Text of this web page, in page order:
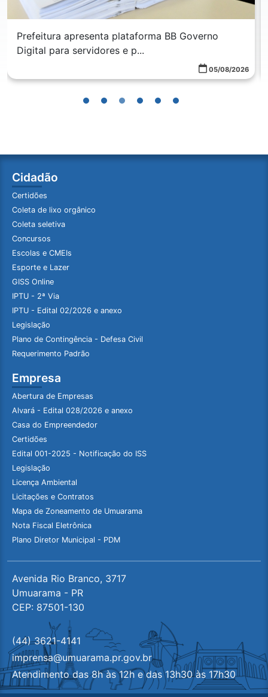
Prefeitura apresenta plataforma BB Governo
Digital para servidores e p...
05/08/2026
Cidadão
Certidões
Coleta de lixo orgânico
Coleta seletiva
Concursos
Escolas e CMEIs
Esporte e Lazer
GISS Online
IPTU - 2ª Via
IPTU - Edital 02/2026 e anexo
Legislação
Plano de Contingência - Defesa Civil
Requerimento Padrão
Empresa
Abertura de Empresas
Alvará - Edital 028/2026 e anexo
Casa do Empreendedor
Certidões
Edital 001-2025 - Notificação do ISS
Legislação
Licença Ambiental
Licitações e Contratos
Mapa de Zoneamento de Umuarama
Nota Fiscal Eletrônica
Plano Diretor Municipal - PDM
Avenida Rio Branco, 3717
Umuarama - PR
CEP: 87501-130
(44) 3621-4141
imprensa@umuarama.pr.gov.br
Atendimento das 8h às 12h e das 13h30 às 17h30